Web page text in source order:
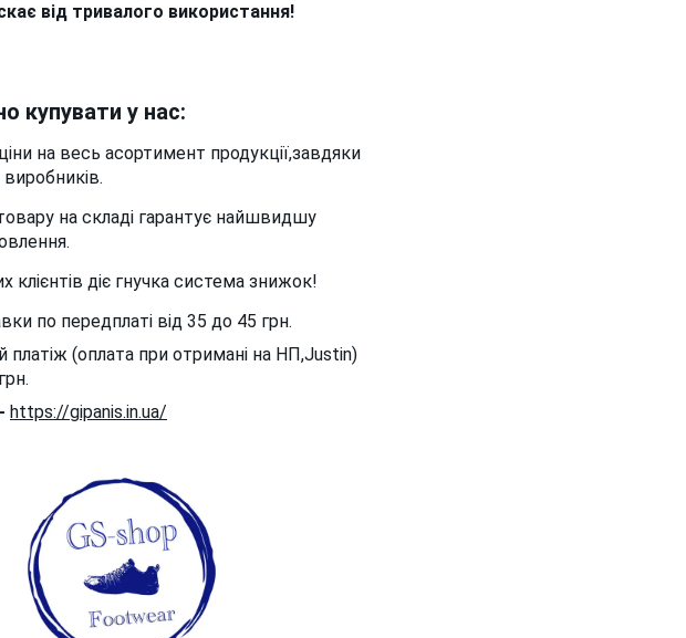
від тривалого використання!
купувати у нас:
на весь асортимент продукції,завдяки
на складі гарантує найшвидшу
клієнтів діє гнучка система знижок!
по передплаті від 35 до 45 грн.
(оплата при отримані на НП,Justin)
https://gipanis.in.ua/